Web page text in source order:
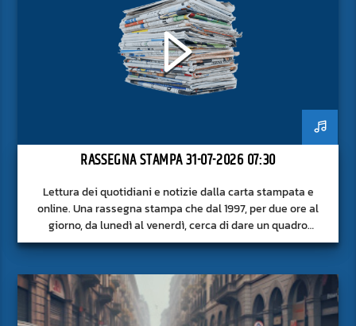
RASSEGNA STAMPA 31-07-2026 07:30
Lettura dei quotidiani e notizie dalla carta stampata e
online. Una rassegna stampa che dal 1997, per due ore al
giorno, da lunedì al venerdì, cerca di dare un quadro
approfondito delle notizie del giorno, senza fermarsi alla